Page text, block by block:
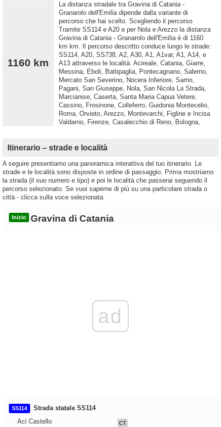
1160 km
La distanza stradale tra Gravina di Catania -
Granarolo dell'Emilia dipende dalla variante di
percorso che hai scelto. Scegliendo il percorso
Tramite SS114 e A20 e per Nola e Arezzo la distanza
Gravina di Catania - Granarolo dell'Emilia è di 1160
km km. Il percorso descritto conduce lungo le strade:
SS114, A20, SS738, A2, A30, A1, A1var, A1, A14, e
A13 attraverso le località: Acireale, Catania, Giarre,
Messina, Eboli, Battipaglia, Pontecagnano, Salerno,
Mercato San Severino, Nocera Inferiore, Sarno,
Pagani, San Giuseppe, Nola, San Nicola La Strada,
Marcianise, Caserta, Santa Maria Capua Vetere,
Cassino, Frosinone, Colleferro, Guidonia Montecelio,
Roma, Orvieto, Arezzo, Montevarchi, Figline e Incisa
Valdarno, Firenze, Casalecchio di Reno, Bologna,
Itinerario – strade e località
A seguire presentiamo una panoramica interattiva del tuo itinerario. Le
strade e le località sono disposte in ordine di passaggio. Prima mostriamo
la strada (il suo numero e tipo) e poi le località che passerai seguendo il
percorso selezionato. Se vuoi saperne di più su una particolare strada o
città - clicca sulla voce selezionata.
Inizio Gravina di Catania
ad
SS114
Strada statale SS114
Aci Castello
CT